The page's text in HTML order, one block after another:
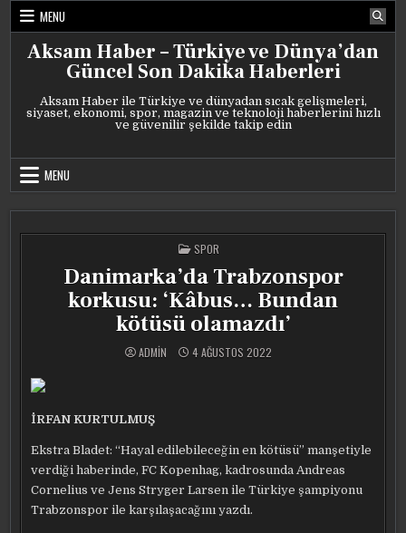
Skip
content
MENU
Aksam Haber – Türkiye ve Dünya’dan
Güncel Son Dakika Haberleri
Aksam Haber ile Türkiye ve dünyadan sıcak gelişmeleri,
siyaset, ekonomi, spor, magazin ve teknoloji haberlerini hızlı
ve güvenilir şekilde takip edin
MENU
POSTED
IN
SPOR
Danimarka’da Trabzonspor
korkusu: ‘Kâbus… Bundan
kötüsü olamazdı’
ADMIN 4 AĞUSTOS 2022
İRFAN KURTULMUŞ
Ekstra Bladet: “Hayal edilebileceğin en kötüsü” manşetiyle
verdiği haberinde, FC Kopenhag, kadrosunda Andreas
Cornelius ve Jens Stryger Larsen ile Türkiye şampiyonu
Trabzonspor ile karşılaşacağını yazdı.